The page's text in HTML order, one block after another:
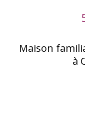
Maison
à